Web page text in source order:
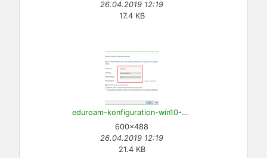
26.04.2019 12:19
17.4 KB
eduroam-konfiguration-win10-4.png
600×488
26.04.2019 12:19
21.4 KB